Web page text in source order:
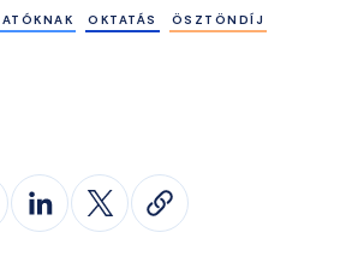
OKTATÁS
ÖSZTÖNDÍJ